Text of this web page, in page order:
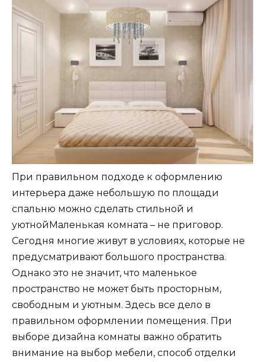
При правильном подходе к оформлению
интерьера даже небольшую по площади
спальню можно сделать стильной и
уютнойМаленькая комната – не приговор.
Сегодня многие живут в условиях, которые не
предусматривают большого пространства.
Однако это не значит, что маленькое
пространство не может быть просторным,
свободным и уютным. Здесь все дело в
правильном оформлении помещения. При
выборе дизайна комнаты важно обратить
внимание на выбор мебели, способ отделки